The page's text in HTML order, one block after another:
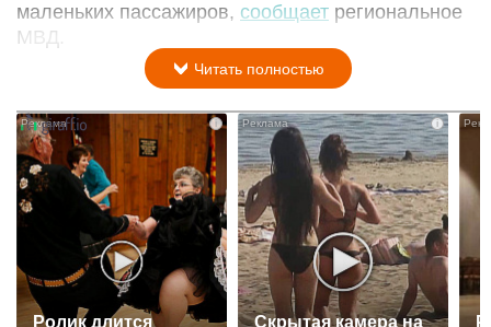
маленьких пассажиров, сообщает региональное
МВД.
Читать полностью
i
Ролик длится
i
Скрытая камера на